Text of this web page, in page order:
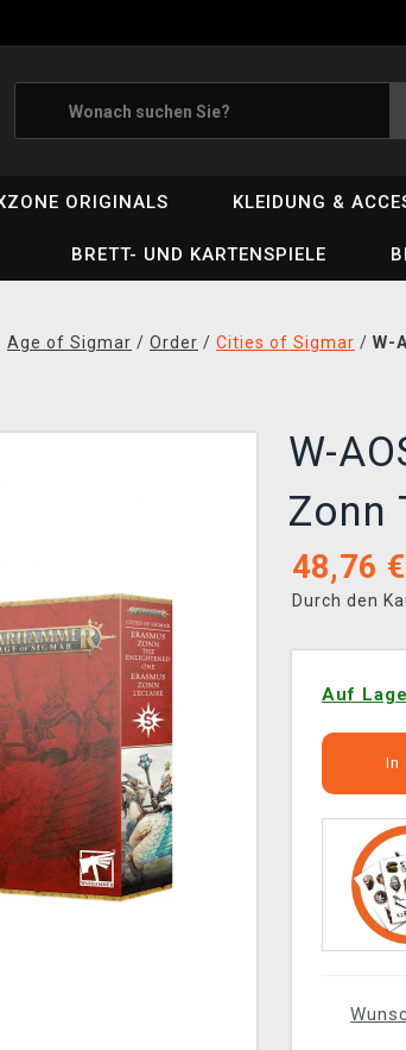
ORIGINALS KLEIDUNG &
BRETT- UND KARTENSPIELE
Age of Sigmar / Order / Cities of Sigmar / W-
W-
Zonn
48,76 €
Durch den
Auf
In